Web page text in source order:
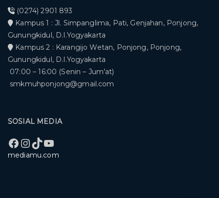
(0274) 2901 893
Kampus 1 : Jl. Simpanglima, Pati, Genjahan, Ponjong,
Gunungkidul, D.I.Yogyakarta
Kampus 2 : Karangijo Wetan, Ponjong, Ponjong,
Gunungkidul, D.I.Yogyakarta
07:00 – 16:00 (Senin – Jum’at)
smkmuhponjong@gmail.com
SOSIAL MEDIA
Facebook
Instagram
TikTok
YouTube
mediamu.com